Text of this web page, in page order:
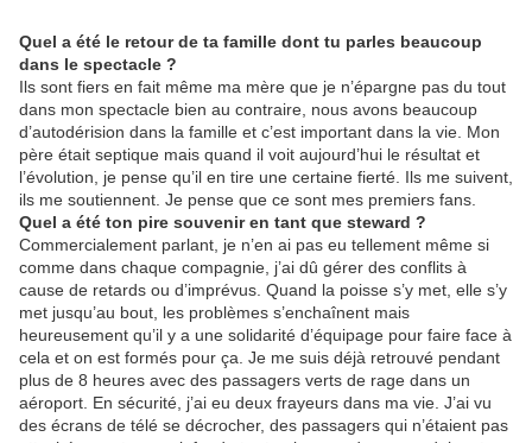
Quel a été le retour de ta famille dont tu parles beaucoup
dans le spectacle ?
Ils sont fiers en fait même ma mère que je n’épargne pas du tout
dans mon spectacle bien au contraire, nous avons beaucoup
d’autodérision dans la famille et c’est important dans la vie. Mon
père était septique mais quand il voit aujourd’hui le résultat et
l’évolution, je pense qu’il en tire une certaine fierté. Ils me suivent,
ils me soutiennent. Je pense que ce sont mes premiers fans.
Quel a été ton pire souvenir en tant que steward ?
Commercialement parlant, je n’en ai pas eu tellement même si
comme dans chaque compagnie, j’ai dû gérer des conflits à
cause de retards ou d’imprévus. Quand la poisse s’y met, elle s’y
met jusqu’au bout, les problèmes s’enchaînent mais
heureusement qu’il y a une solidarité d’équipage pour faire face à
cela et on est formés pour ça. Je me suis déjà retrouvé pendant
plus de 8 heures avec des passagers verts de rage dans un
aéroport. En sécurité, j’ai eu deux frayeurs dans ma vie. J’ai vu
des écrans de télé se décrocher, des passagers qui n’étaient pas